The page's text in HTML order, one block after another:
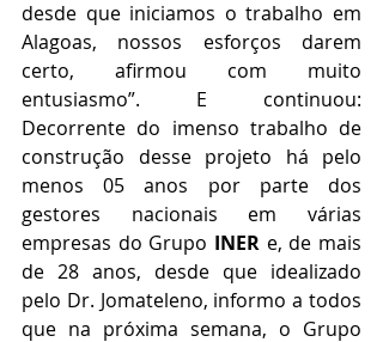
desde que iniciamos o trabalho em
Alagoas, nossos esforços darem
certo, afirmou com muito
entusiasmo”. E continuou:
Decorrente do imenso trabalho de
construção desse projeto há pelo
menos 05 anos por parte dos
gestores nacionais em várias
empresas do Grupo INER e, de mais
de 28 anos, desde que idealizado
pelo Dr. Jomateleno, informo a todos